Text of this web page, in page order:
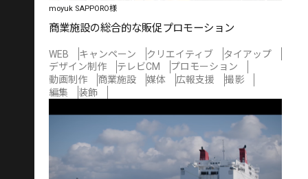
moyuk SAPPORO様
商業施設の総合的な販促プロモーション
WEB キャンペーン クリエイティブ
タイアップ
デザイン制作
テレビCM
プロモーション
動画制作
商業施設 媒体 広報支援
撮影
編集
装飾